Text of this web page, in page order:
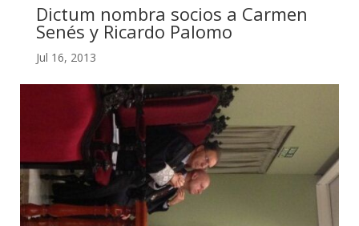
Dictum nombra socios a Carmen
Senés y Ricardo Palomo
Jul 16, 2013